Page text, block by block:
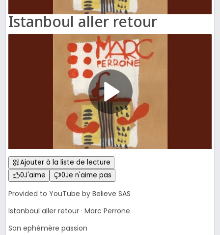
Istanboul aller retour
Ajouter à la liste de lecture
0J'aime 0Je n'aime pas
Provided to YouTube by Believe SAS
Istanboul aller retour · Marc Perrone
Son ephémère passion